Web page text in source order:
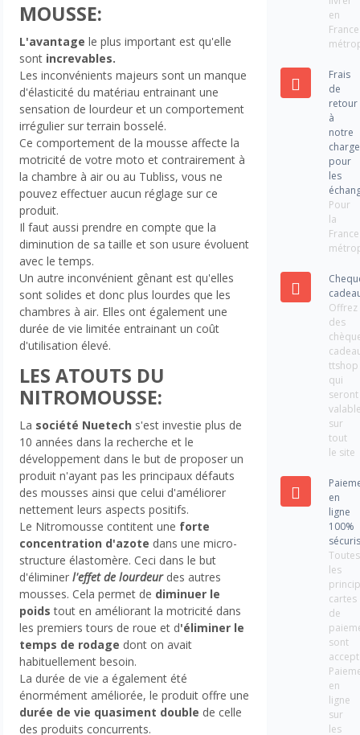
MOUSSE:
L'avantage le plus important est qu'elle
sont increvables.
Les inconvénients majeurs sont un manque
d'élasticité du matériau entrainant une
sensation de lourdeur et un comportement
irrégulier sur terrain bosselé.
Ce comportement de la mousse affecte la
motricité de votre moto et contrairement à
la chambre à air ou au Tubliss, vous ne
pouvez effectuer aucun réglage sur ce
produit.
Il faut aussi prendre en compte que la
diminution de sa taille et son usure évoluent
avec le temps.
Un autre inconvénient gênant est qu'elles
sont solides et donc plus lourdes que les
chambres à air. Elles ont également une
durée de vie limitée entrainant un coût
d'utilisation élevé.
LES ATOUTS DU
NITROMOUSSE:
La société Nuetech s'est investie plus de
10 années dans la recherche et le
développement dans le but de proposer un
produit n'ayant pas les principaux défauts
des mousses ainsi que celui d'améliorer
nettement leurs aspects positifs.
Le Nitromousse contitent une forte
concentration d'azote dans une micro-
structure élastomère. Ceci dans le but
d'éliminerl'effet de lourdeurdes autres
mousses. Cela permet de diminuer le
poids tout en améliorant la motricité dans
les premiers tours de roue et d'éliminer le
temps de rodage dont on avait
habituellement besoin.
La durée de vie a également été
énormément améliorée, le produit offre une
durée de vie quasiment double de celle
des produits concurrents.
en
France
Frais
de
retour
à
notre
charge
pour
les
Pour
la
France
Offrez
des
ttshop
qui
seront
sur
tout
le site
en
ligne
100%
Toutes
les
cartes
de
sont
en
ligne
sur
les